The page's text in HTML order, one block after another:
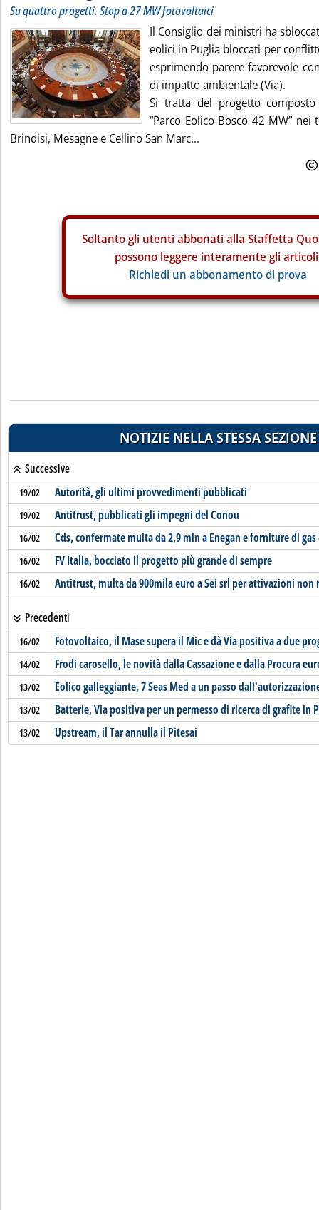
Su quattro progetti. Stop a 27 MW fotovoltaici
Il Consiglio dei ministri ha
eolici in Puglia bloccati per
esprimendo parere favorevole
di impatto ambientale (Via).
Si tratta del progetto
“Parco Eolico Bosco 42 MW”
Brindisi, Mesagne e Cellino San Marc...
Soltanto gli utenti abbonati alla Staffetta
possono leggere interamente gli
Richiedi un abbonamento di prova
NOTIZIE NELLA STESSA SEZIONE
Successive
19/02 Autorità, gli ultimi provvedimenti pubblicati
19/02 Antitrust, pubblicati gli impegni del Conou
16/02 Cds, confermate multa da 2,9 mln a Enegan e forniture di
16/02 FV Italia, bocciato il progetto più grande di sempre
16/02 Antitrust, multa da 900mila euro a Sei srl per attivazioni non
Precedenti
16/02 Fotovoltaico, il Mase supera il Mic e dà Via positiva a due
14/02 Frodi carosello, le novità dalla Cassazione e dalla Procura
13/02 Eolico galleggiante, 7 Seas Med a un passo
13/02 Batterie, Via positiva per un permesso di ricerca di grafite in
13/02 Upstream, il Tar annulla il Pitesai